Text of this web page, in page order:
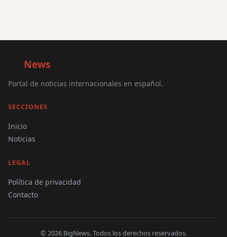
News
Portal de noticias internacionales en español.
SECCIONES
Inicio
Noticias
LEGAL
Política de privacidad
Contacto
© 2026 BigNews. Todos los derechos reservados.